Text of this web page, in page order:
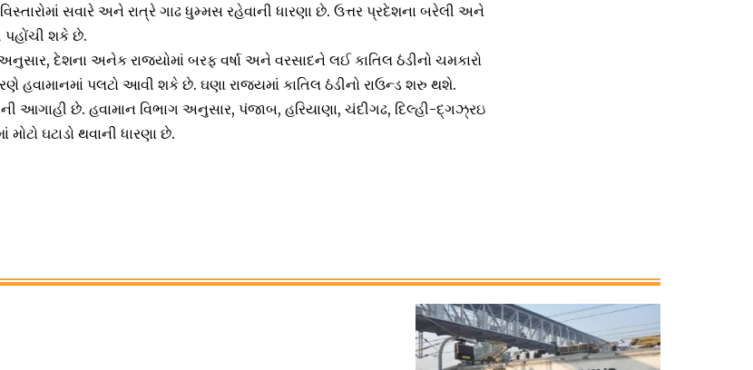
સવારે અને રાત્રે ગાઢ ધુમ્મસ રહેવાની ધારણા છે. ઉત્તર પ્રદેશના બરેલી અને
પહોંચી શકે છે.
દેશના અનેક રાજ્યોમાં બરફ વર્ષા અને વરસાદને લઈ કાતિલ ઠંડીનો ચમકારો
હવામાનમાં પલટો આવી શકે છે. ઘણા રાજ્યમાં કાતિલ ઠંડીનો રાઉન્ડ શરુ થશે.
આગાહી છે. હવામાન વિભાગ અનુસાર, પંજાબ, હરિયાણા, ચંદીગઢ, દિલ્હી-દ્ગઝ્રઇ
ઘટાડો થવાની ધારણા છે.